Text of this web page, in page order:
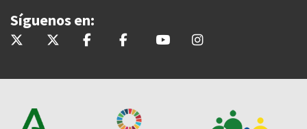
Síguenos en:
@InteriorJunta
@saludand@InteriorJunta@Saludandalucia
@Saludand@saludand